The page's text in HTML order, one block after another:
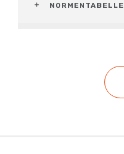
NORMENTABELLE